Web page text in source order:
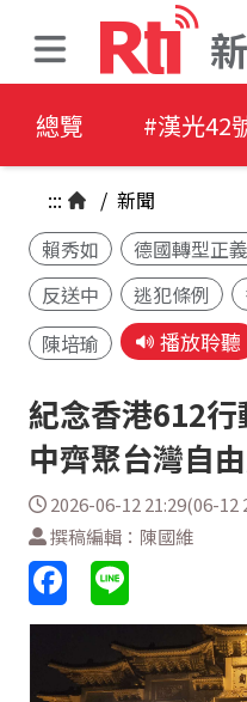
總覽 #漢光42
::: / 新聞
賴秀如
德國轉型正
反送中
逃犯條例
陳培瑜
播放聆聽
紀念香港612
中齊聚台灣自
2026-06-12 21:29(06-12
撰稿編輯：陳國維